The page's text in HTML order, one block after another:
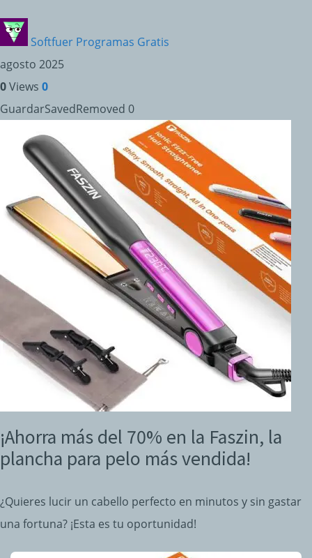
Softfuer Programas Gratis
agosto 2025
0Views 0
GuardarSavedRemoved 0
¡Ahorra más del 70% en la Faszin, la
plancha para pelo más vendida!
¿Quieres lucir un cabello perfecto en minutos y sin gastar
una fortuna? ¡Esta es tu oportunidad!